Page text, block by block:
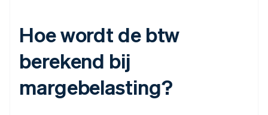
Hoe wordt de btw
berekend bij
margebelasting?